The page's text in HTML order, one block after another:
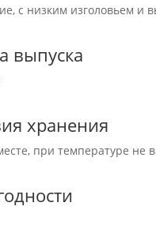
с низким изголовьем и
выпуска
хранения
при температуре не